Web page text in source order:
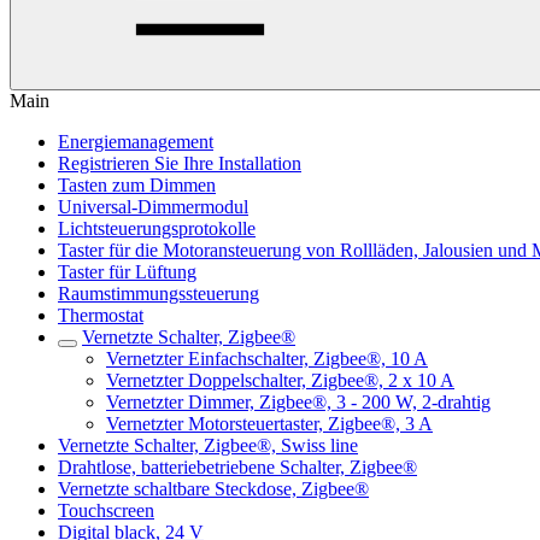
Main
Energiemanagement
Registrieren Sie Ihre Installation
Tasten zum Dimmen
Universal-Dimmermodul
Lichtsteuerungsprotokolle
Taster für die Motoransteuerung von Rollläden, Jalousien und
Taster für Lüftung
Raumstimmungssteuerung
Thermostat
Vernetzte Schalter, Zigbee®
Vernetzter Einfachschalter, Zigbee®, 10 A
Vernetzter Doppelschalter, Zigbee®, 2 x 10 A
Vernetzter Dimmer, Zigbee®, 3 - 200 W, 2-drahtig
Vernetzter Motorsteuertaster, Zigbee®, 3 A
Vernetzte Schalter, Zigbee®, Swiss line
Drahtlose, batteriebetriebene Schalter, Zigbee®
Vernetzte schaltbare Steckdose, Zigbee®
Touchscreen
Digital black, 24 V